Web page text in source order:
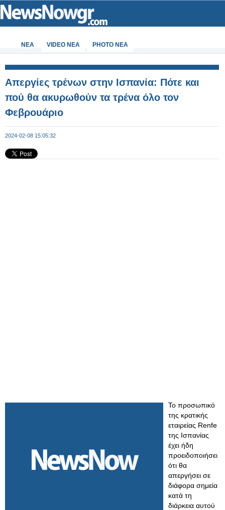
ΝΕΑ VIDEO NEA PHOTO NEA
Απεργίες τρένων στην Ισπανία: Πότε και
πού θα ακυρωθούν τα τρένα όλο τον
Φεβρουάριο
2024-02-08 15:05:32
Το προσωπικό
της κρατικής
εταιρείας Renfe
της Ισπανίας
έχει ήδη
προειδοποιήσει
ότι θα
απεργήσει σε
διάφορα σημεία
κατά τη
διάρκεια αυτού